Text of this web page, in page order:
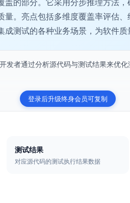
盖的部分。它采用分步推理方法
量。亮点包括多维度覆盖率评估
测试的各种业务场景，为软件质
发者通过分析源代码与测试结果来优
登录后升级终身会员可复制
测试结果
对应源代码的测试执行结果数据